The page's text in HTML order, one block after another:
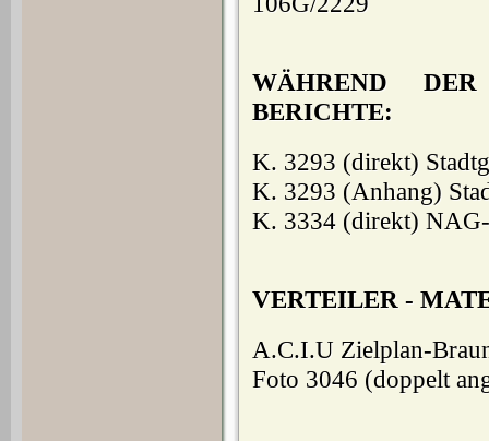
WÄHREND DER
BERICHTE:
K. 3293 (direkt)
K. 3293 (Anhang)
K. 3334 (direkt)
VERTEILER -
A.C.I.U Zielplan-
Foto 3046 (doppelt